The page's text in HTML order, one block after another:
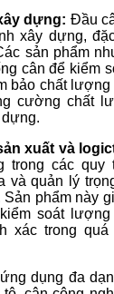
dựng: Đầu
xây dựng,
sản phẩm
cân để kiểm
bảo chất
cường chất
xuất và
trong các quy
và quản lý
Sản phẩm này
soát
xác trong quá
dụng đa